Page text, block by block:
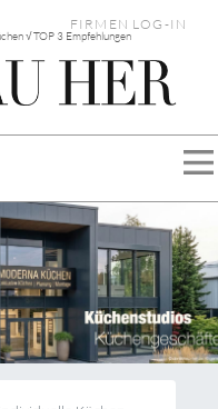
√ TOP 3 Empfehlungen
FIRMEN LOG-IN